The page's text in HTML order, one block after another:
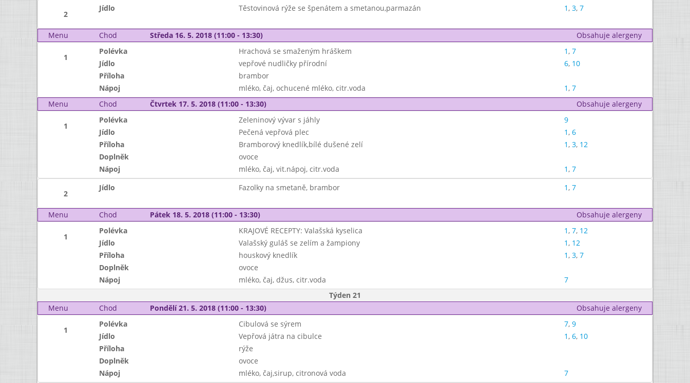
2
Jídlo Těstovinová rýže se špenátem a smetanou,parmazán 1, 3, 7
Menu Chod Středa 16. 5. 2018 (11:00 - 13:30) Obsahuje alergeny
1
Polévka Hrachová se smaženým hráškem 1, 7
Jídlo
vepřové nudličky přírodní 6, 10
Příloha
brambor
Nápoj
mléko, čaj, ochucené mléko, citr.voda 1, 7
Menu
Chod Čtvrtek 17. 5. 2018 (11:00 - 13:30) Obsahuje alergeny
1
Polévka Zeleninový vývar s jáhly
9
Jídlo
Pečená vepřová plec 1, 6
Příloha
Bramborový knedlík,bílé dušené zelí 1, 3, 12
Doplněk
ovoce
Nápoj
mléko, čaj, vit.nápoj, citr.voda 1, 7
2
Jídlo Fazolky na smetaně, brambor 1, 7
Menu Chod Pátek 18. 5. 2018 (11:00 - 13:30) Obsahuje alergeny
1
Polévka KRAJOVÉ RECEPTY: Valašská kyselica 1, 7, 12
Jídlo
Valašský guláš se zelím a žampiony 1, 12
Příloha
houskový knedlík 1, 3, 7
Doplněk
ovoce
Nápoj
mléko, čaj, džus, citr.voda
7
Týden 21
Menu
Chod Pondělí 21. 5. 2018 (11:00 - 13:30) Obsahuje alergeny
1
Polévka Cibulová se sýrem 7, 9
Jídlo
Vepřová játra na cibulce 1, 6, 10
Příloha
rýže
Doplněk
ovoce
Nápoj
mléko, čaj,sirup, citronová voda 7